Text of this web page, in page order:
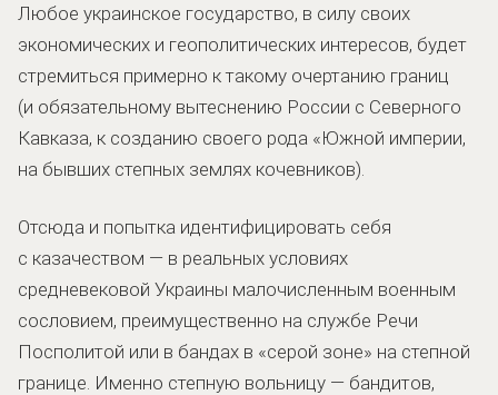
Любое украинское государство, в силу своих
экономических и геополитических интересов, будет
стремиться примерно к такому очертанию границ
(и обязательному вытеснению России с Северного
Кавказа, к созданию своего рода «Южной империи,
на бывших степных землях кочевников).
Отсюда и попытка идентифицировать себя
с казачеством — в реальных условиях
средневековой Украины малочисленным военным
сословием, преимущественно на службе Речи
Посполитой или в бандах в «серой зоне» на степной
границе. Именно степную вольницу — бандитов,